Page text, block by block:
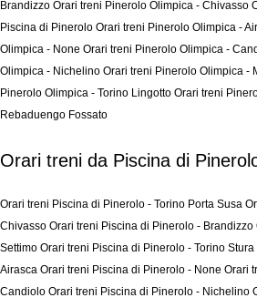
Brandizzo Orari treni Pinerolo Olimpica - Chivasso
Piscina di Pinerolo Orari treni Pinerolo Olimpica -
Olimpica - None Orari treni Pinerolo Olimpica -
Olimpica - Nichelino Orari treni Pinerolo Olimpica -
Pinerolo Olimpica - Torino Lingotto Orari treni
Rebaduengo Fossato
Orari treni da Piscina di
Orari treni Piscina di Pinerolo - Torino Porta Susa
Chivasso Orari treni Piscina di Pinerolo - Brandizzo
Settimo Orari treni Piscina di Pinerolo - Torino Stura
Airasca Orari treni Piscina di Pinerolo - None Orari
Candiolo Orari treni Piscina di Pinerolo - Nichelino